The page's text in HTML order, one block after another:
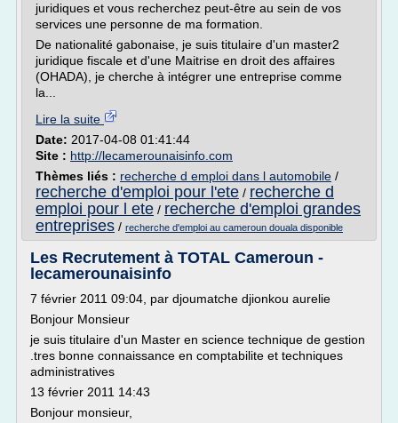
juridiques et vous recherchez peut-être au sein de vos
services une personne de ma formation.
De nationalité gabonaise, je suis titulaire d'un master2
juridique fiscale et d'une Maitrise en droit des affaires
(OHADA), je cherche à intégrer une entreprise comme
la...
Lire la suite
Date: 2017-04-08 01:41:44
Site : http://lecamerounaisinfo.com
Thèmes liés : recherche d emploi dans l automobile /
recherche d'emploi pour l'ete / recherche d
emploi pour l ete / recherche d'emploi grandes
entreprises / recherche d'emploi au cameroun douala disponible
Les Recrutement à TOTAL Cameroun -
lecamerounaisinfo
7 février 2011 09:04, par djoumatche djionkou aurelie
Bonjour Monsieur
je suis titulaire d'un Master en science technique de gestion
.tres bonne connaissance en comptabilite et techniques
administratives
13 février 2011 14:43
Bonjour monsieur,